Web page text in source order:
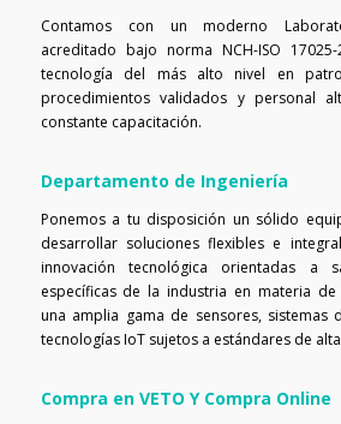
Contamos con un moderno
acreditado bajo norma NCH-ISO
tecnología del más alto nivel en
procedimientos validados y personal
constante capacitación.
Departamento de Ingeniería
Ponemos a tu disposición un sólido
desarrollar soluciones flexibles e
innovación tecnológica orientadas a
específicas de la industria en materia de
una amplia gama de sensores,
tecnologías IoT sujetos a estándares de
Compra en VETO Y Compra Online